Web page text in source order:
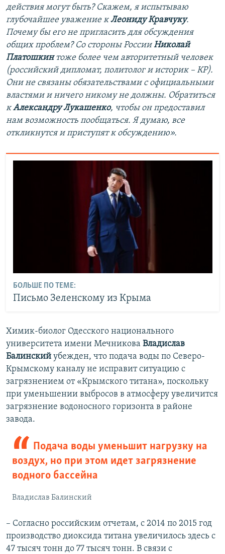
действия могут быть? Скажем, я испытываю
глубочайшее уважение кЛеониду Кравчуку.
Почему бы его не пригласить для обсуждения
общих проблем? Со стороны РоссииНиколай
Платошкинтоже более чем авторитетный человек
(российский дипломат, политолог и историк – КР).
Они не связаны обязательствами с официальными
властями и ничего никому не должны. Обратиться
кАлександру Лукашенко, чтобы он предоставил
нам возможность пообщаться. Я думаю, все
откликнутся и приступят к обсуждению».
БОЛЬШЕ ПО ТЕМЕ:
Письмо Зеленскому из Крыма
​Химик-биолог Одесского национального
университета имени Мечникова Владислав
Балинский убежден, что подача воды по Северо-
Крымскому каналу не исправит ситуацию с
загрязнением от «Крымского титана», поскольку
при уменьшении выбросов в атмосферу увеличится
загрязнение водоносного горизонта в районе
завода.
Подача воды уменьшит нагрузку на
воздух, но при этом идет загрязнение
водного бассейна
Владислав Балинский
– Согласно российским отчетам, с 2014 по 2015 год
производство диоксида титана увеличилось здесь с
47 тысяч тонн до 77 тысяч тонн. В связи с